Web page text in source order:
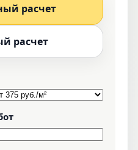
расчет
расчет